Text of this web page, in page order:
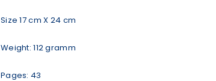
Size 17 cm X 24 cm
Weight: 112 gramm
Pages: 43